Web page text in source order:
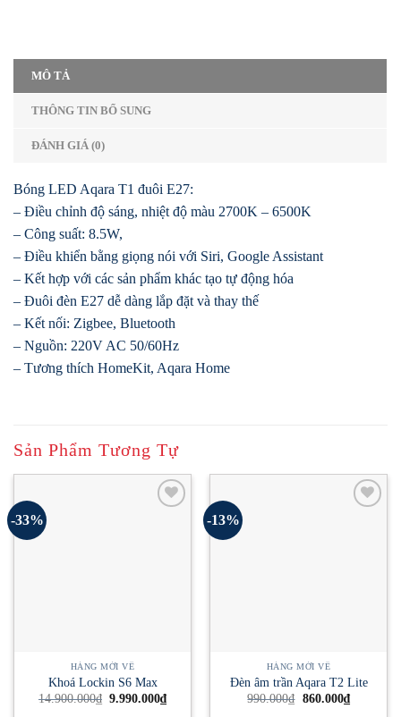
MÔ TẢ
THÔNG TIN BỔ SUNG
ĐÁNH GIÁ (0)
Bóng LED Aqara T1 đuôi E27:
– Điều chỉnh độ sáng, nhiệt độ màu 2700K – 6500K
– Công suất: 8.5W,
– Điều khiển bằng giọng nói với Siri, Google Assistant
– Kết hợp với các sản phẩm khác tạo tự động hóa
– Đuôi đèn E27 dễ dàng lắp đặt và thay thế
– Kết nối: Zigbee, Bluetooth
– Nguồn: 220V AC 50/60Hz
– Tương thích HomeKit, Aqara Home
Sản Phẩm Tương Tự
-33%
HÀNG MỚI VỀ
Khoá Lockin S6 Max
14.900.000₫ Giá
9.990.000₫Giá
-13%
HÀNG MỚI VỀ
Đèn âm trần Aqara T2 Lite
990.000₫ Giá
860.000₫Giá